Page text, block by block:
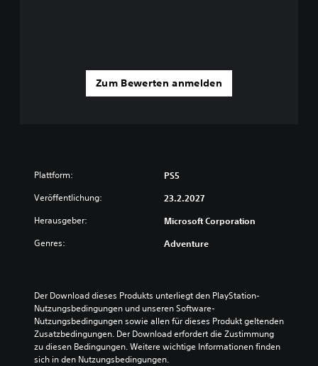
Zum Bewerten anmelden
Plattform: PS5
Veröffentlichung: 23.2.2027
Herausgeber: Microsoft Corporation
Genres: Adventure
Der Download dieses Produkts unterliegt den PlayStation-
Nutzungsbedingungen und unseren Software-
Nutzungsbedingungen sowie allen für dieses Produkt geltenden
Zusatzbedingungen. Der Download erfordert die Zustimmung
zu diesen Bedingungen. Weitere wichtige Informationen finden
sich in den Nutzungsbedingungen.